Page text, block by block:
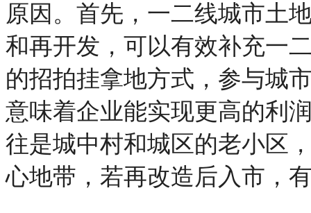
原因。首先，一二线城市土
和再开发，可以有效补充一
的招拍挂拿地方式，参与城
意味着企业能实现更高的利
往是城中村和城区的老小区
心地带，若再改造后入市，